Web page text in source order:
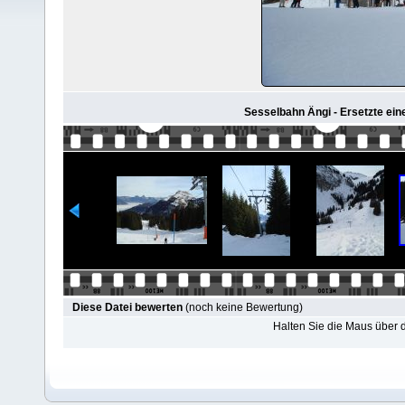
Sesselbahn Ängi - Ersetzte
Diese Datei bewerten (noch keine Bewertung)
Halten Sie die Maus über